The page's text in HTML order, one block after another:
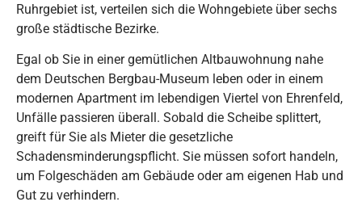
Ruhrgebiet ist, verteilen sich die Wohngebiete über sechs
große städtische Bezirke.
Egal ob Sie in einer gemütlichen Altbauwohnung nahe
dem Deutschen Bergbau-Museum leben oder in einem
modernen Apartment im lebendigen Viertel von Ehrenfeld,
Unfälle passieren überall. Sobald die Scheibe splittert,
greift für Sie als Mieter die gesetzliche
Schadensminderungspflicht. Sie müssen sofort handeln,
um Folgeschäden am Gebäude oder am eigenen Hab und
Gut zu verhindern.